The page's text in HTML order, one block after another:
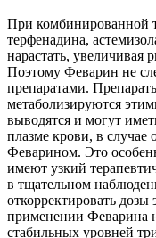
При комбинированной
терфенадина,
нарастать, увеличивая
Поэтому Феварин не
препаратами.
метаболизируются
выводятся и могут
плазме крови, в
Феварином. Это
имеют узкий
в тщательном
откорректировать
применении Феварина
стабильных уровней